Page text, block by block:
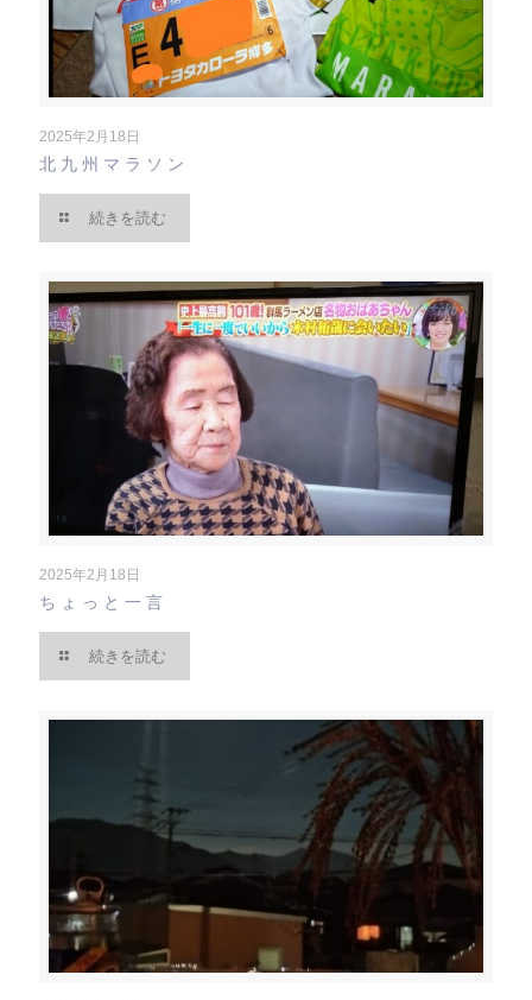
2025年2月18日
北九州マラソン
続きを読む
2025年2月18日
ちょっと一言
続きを読む